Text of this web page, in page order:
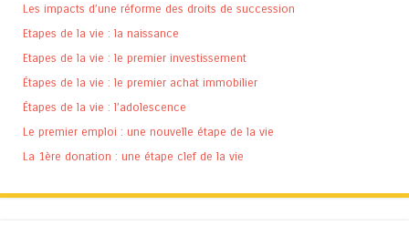
Les impacts d’une réforme des droits de succession
Etapes de la vie : la naissance
Etapes de la vie : le premier investissement
Étapes de la vie : le premier achat immobilier
Étapes de la vie : l’adolescence
Le premier emploi : une nouvelle étape de la vie
La 1ère donation : une étape clef de la vie